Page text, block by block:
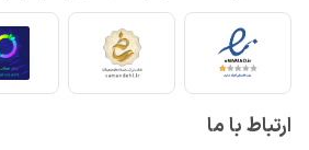
ارتباط با ما